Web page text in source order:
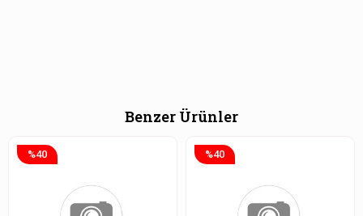
Benzer Ürünler
%40 %40